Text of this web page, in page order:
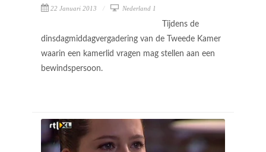
22 Januari 2013 Nederland 1
Tijdens de
dinsdagmiddagvergadering van de Tweede Kamer
waarin een kamerlid vragen mag stellen aan een
bewindspersoon.